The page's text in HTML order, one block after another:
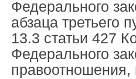
Федерального
абзаца третьего
13.3 статьи 427
Федерального
правоотношения,